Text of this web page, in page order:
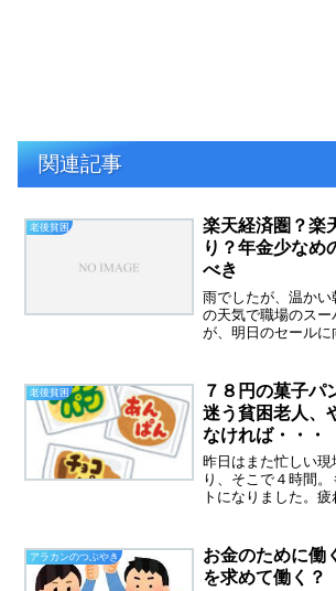
関連記事
老後貧困
楽天経済圏？楽
り？年金少なめ
べき
雨でしたが、温かい
の天気で職場のス
が、明日のセールに
で７０歳までと言
と言われるまで働く
老後貧困
７８円の菓子パ
迷う貧困老人、
なければ・・・
昨日はまた忙しい
り、そこで４時間
トになりました。
まって、なかなか眠
っぱりシニアパート
アラカンのつぶやき
お金のために働
を求めて働く？